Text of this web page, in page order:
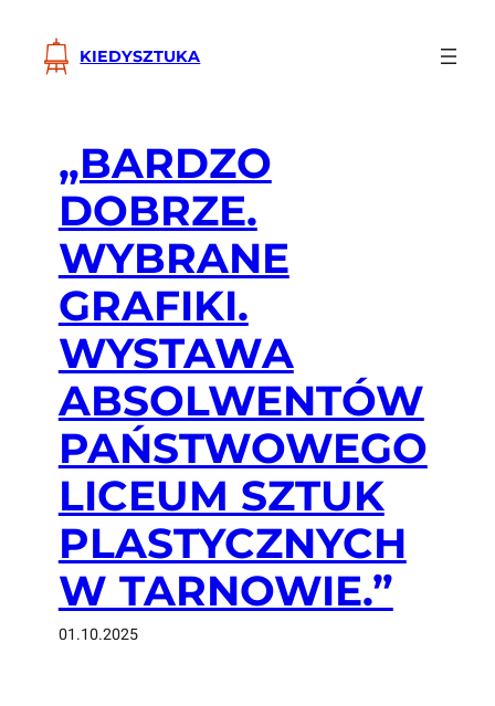
treści
KIEDYSZTUKA
„BARDZO
DOBRZE.
WYBRANE
GRAFIKI.
WYSTAWA
ABSOLWENTÓW
PAŃSTWOWEGO
LICEUM SZTUK
PLASTYCZNYCH
W TARNOWIE.”
01.10.2025